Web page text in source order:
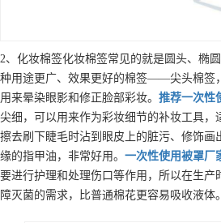
2、化妆棉签化妆棉签常见的就是圆头、椭
种用途更广、效果更好的棉签——尖头棉签
用来晕染眼影和修正脸部彩妆。 推荐一次性
尖细，可以用来作为彩妆细节的补妆工具，
擦去刷下睫毛时沾到眼皮上的脏污、修饰画
缘的指甲油，非常好用。 一次性使用被罩厂
要进行护理和处理伤口等作用，所以在生产
障灭菌的需求，比普通棉花更容易吸收液体。